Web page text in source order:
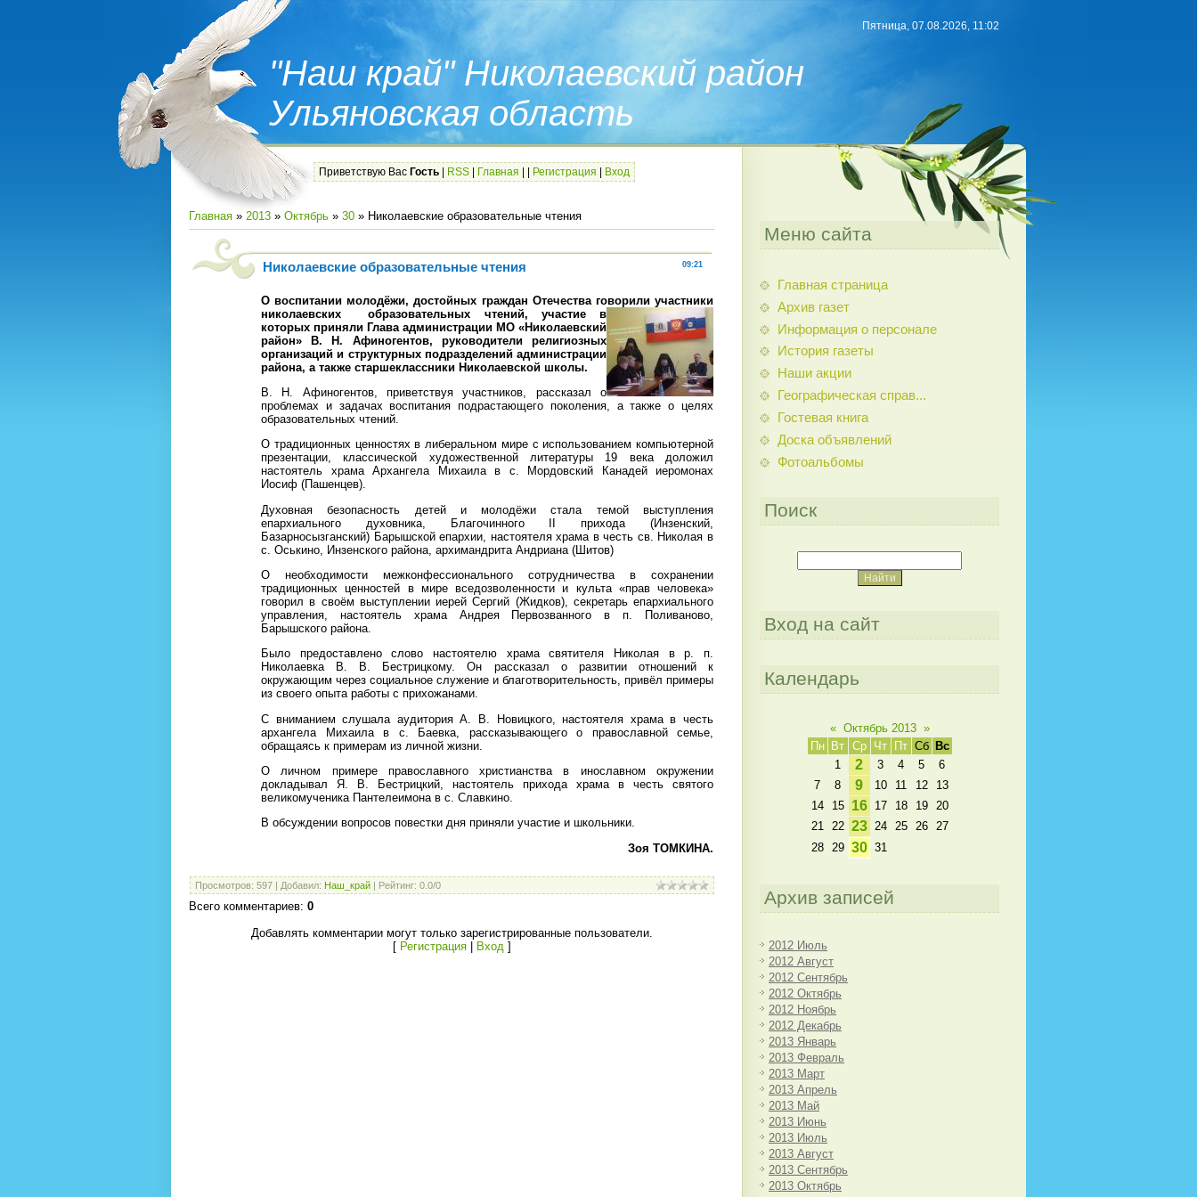
"Наш край" Николаевский район
Ульяновская область
Пятница, 07.08.2026, 11:02
Приветствую Вас Гость RSS Главная Регистрация Вход
Главная » 2013 » Октябрь » 30 » Николаевские образовательные чтения
09:21
Николаевские образовательные чтения
О воспитании молодёжи, достойных граждан Отечества говорили участники
николаевских
образовательных чтений, участие в
которых приняли Глава администрации МО «Николаевский
район» В. Н. Афиногентов, руководители религиозных
организаций и структурных подразделений администрации
района, а также старшеклассники Николаевской школы.
В. Н. Афиногентов, приветствуя участников, рассказал о
проблемах и задачах воспитания подрастающего поколения, а также о целях
образовательных чтений.
О традиционных ценностях в либеральном мире с использованием компьютерной
презентации, классической художественной литературы 19 века доложил
настоятель храма Архангела Михаила в с. Мордовский Канадей иеромонах
Иосиф (Пашенцев).
Духовная безопасность детей и молодёжи стала темой выступления
епархиального духовника, Благочинного II прихода (Инзенский,
Базарносызганский) Барышской епархии, настоятеля храма в честь св. Николая в
с. Оськино, Инзенского района, архимандрита Андриана (Шитов)
О необходимости межконфессионального сотрудничества в сохранении
традиционных ценностей в мире вседозволенности и культа «прав человека»
говорил в своём выступлении иерей Сергий (Жидков), секретарь епархиального
управления, настоятель храма Андрея Первозванного в п. Поливаново,
Барышского района.
Было предоставлено слово настоятелю храма святителя Николая в р. п.
Николаевка В. В. Бестрицкому. Он рассказал о развитии отношений к
окружающим через социальное служение и благотворительность, привёл примеры
из своего опыта работы с прихожанами.
С вниманием слушала аудитория А. В. Новицкого, настоятеля храма в честь
архангела Михаила в с. Баевка, рассказывающего о православной семье,
обращаясь к примерам из личной жизни.
О личном примере православного христианства в инославном окружении
докладывал Я. В. Бестрицкий, настоятель прихода храма в честь святого
великомученика Пантелеимона в с. Славкино.
В обсуждении вопросов повестки дня приняли участие и школьники.
Зоя ТОМКИНА.
Просмотров: 597 Добавил: Наш_край Рейтинг: 0.0/0
Всего комментариев: 0
Добавлять комментарии могут только зарегистрированные пользователи.
[ Регистрация Вход ]
Меню сайта
Главная страница
Архив газет
Информация о персонале
История газеты
Наши акции
Географическая справ...
Гостевая книга
Доска объявлений
Фотоальбомы
Поиск
Вход на сайт
Календарь
« Октябрь 2013 »
Пн
Вт Ср Чт Пт Сб
Вс
1
2 3 4 5
6
7
8 9 10 11 12
13
14
15 16 17 18 19
20
21
22 23 24 25 26
27
28
29 30 31
Архив записей
2012 Июль
2012 Август
2012 Сентябрь
2012 Октябрь
2012 Ноябрь
2012 Декабрь
2013 Январь
2013 Февраль
2013 Март
2013 Апрель
2013 Май
2013 Июнь
2013 Июль
2013 Август
2013 Сентябрь
2013 Октябрь